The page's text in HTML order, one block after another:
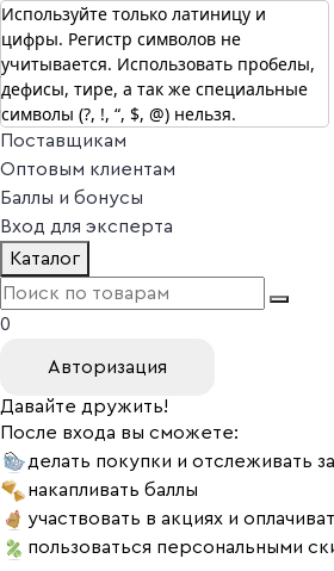
г. Москва
Vitual Peptide +7 (800) 101-13-25
Специалистам
Поставщикам
Оптовым клиентам
Баллы и бонусы
Вход для эксперта
Каталог
0
Авторизация
Давайте дружить!
После входа вы сможете:
делать покупки и отслеживать
накапливать баллы
участвовать в акциях и
пользоваться персональными
Используйте только латиницу и
цифры. Регистр символов не
учитывается. Использовать пробелы,
дефисы, тире, а так же специальные
символы (?, !, “, $, @) нельзя.